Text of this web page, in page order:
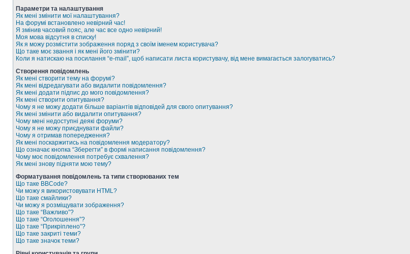
Параметри та налаштування
Як мені змінити мої налаштування?
На форумі встановлено невірний час!
Я змінив часовий пояс, але час все одно невірний!
Моя мова відсутня в списку!
Як я можу розмістити зображення поряд з своїм іменем користувача?
Що таке моє звання і як мені його змінити?
Коли я натискаю на посилання “e-mail”, щоб написати листа користувачу, від мене вимагається залогуватись?
Створення повідомлень
Як мені створити тему на форумі?
Як мені відредагувати або видалити повідомлення?
Як мені додати підпис до мого повідомлення?
Як мені створити опитування?
Чому я не можу додати більше варіантів відповідей для свого опитування?
Як мені змінити або видалити опитування?
Чому мені недоступні деякі форуми?
Чому я не можу приєднувати файли?
Чому я отримав попередження?
Як мені поскаржитись на повідомлення модератору?
Що означає кнопка “Зберегти” в формі написання повідомлення?
Чому моє повідомлення потребує схвалення?
Як мені знову підняти мою тему?
Форматування повідомлень та типи створюваних тем
Що таке BBCode?
Чи можу я використовувати HTML?
Що таке смайлики?
Чи можу я розміщувати зображення?
Що таке “Важливо”?
Що таке “Оголошення”?
Що таке “Прикріплено”?
Що таке закриті теми?
Що таке значок теми?